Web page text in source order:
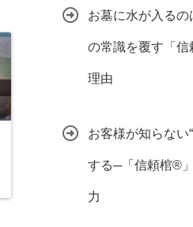
お墓に水が入る
の常識を覆す「
理由
お客様が知らない
する─「信頼棺®
力